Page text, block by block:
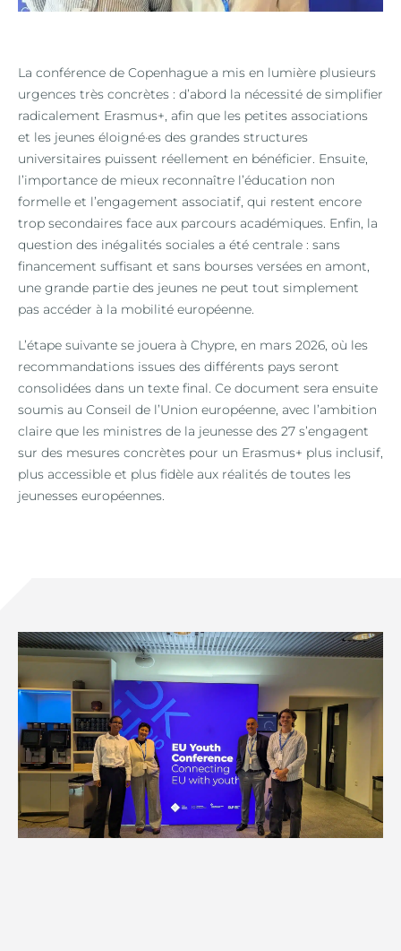
La conférence de Copenhague a mis en lumière plusieurs
urgences très concrètes : d’abord la nécessité de simplifier
radicalement Erasmus+, afin que les petites associations
et les jeunes éloigné·es des grandes structures
universitaires puissent réellement en bénéficier. Ensuite,
l’importance de mieux reconnaître l’éducation non
formelle et l’engagement associatif, qui restent encore
trop secondaires face aux parcours académiques. Enfin, la
question des inégalités sociales a été centrale : sans
financement suffisant et sans bourses versées en amont,
une grande partie des jeunes ne peut tout simplement
pas accéder à la mobilité européenne.
L’étape suivante se jouera à Chypre, en mars 2026, où les
recommandations issues des différents pays seront
consolidées dans un texte final. Ce document sera ensuite
soumis au Conseil de l’Union européenne, avec l’ambition
claire que les ministres de la jeunesse des 27 s’engagent
sur des mesures concrètes pour un Erasmus+ plus inclusif,
plus accessible et plus fidèle aux réalités de toutes les
jeunesses européennes.